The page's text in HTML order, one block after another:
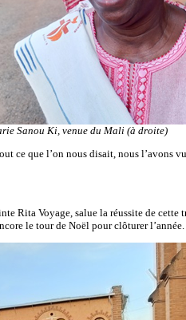
Sanou Ki, venue du Mali (à droite)
ce que l’on nous disait, nous
Rita Voyage, salue la réussite de
le tour de Noël pour clôturer